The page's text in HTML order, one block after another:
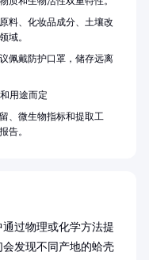
过物理或化学方法提
发现不同产地的蛤壳
料、化妆品成分、土壤改
域。
佩戴防护口罩，储存远离
用途而定
、微生物指标和提取工
告。